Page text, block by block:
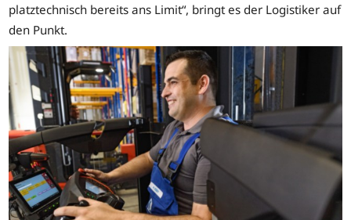
platztechnisch bereits ans Limit“, bringt es der Logistiker auf
den Punkt.